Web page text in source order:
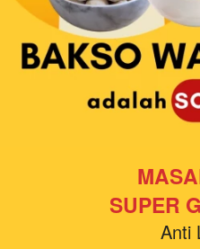
SUPER
Anti